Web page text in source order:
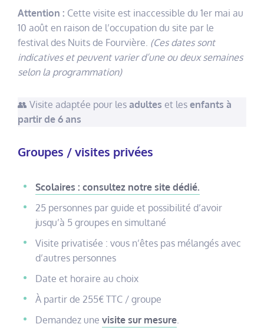
Attention : Cette visite est inaccessible du 1er mai au
10 août en raison de l’occupation du site par le
festival des Nuits de Fourvière. (Ces dates sont
indicatives et peuvent varier d’une ou deux semaines
selon la programmation)
👥 Visite adaptée pour les adultes et les enfants à
partir de 6 ans
Groupes / visites privées
Scolaires : consultez notre site dédié.
25 personnes par guide et possibilité d’avoir
jusqu’à 5 groupes en simultané
Visite privatisée : vous n’êtes pas mélangés avec
d’autres personnes
Date et horaire au choix
À partir de 255€ TTC / groupe
Demandez une visite sur mesure